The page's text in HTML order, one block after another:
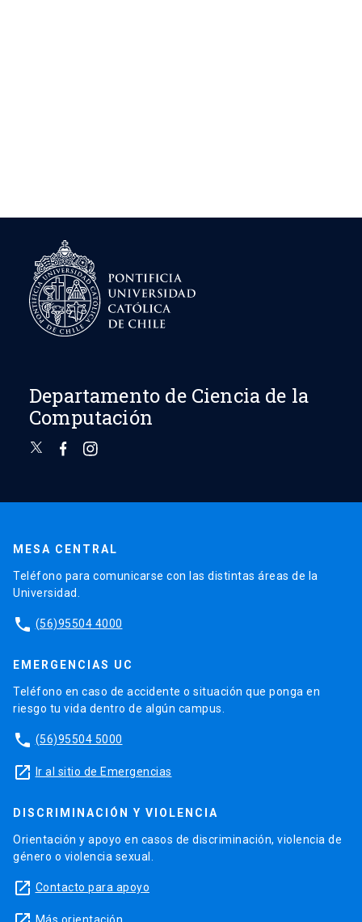
Departamento de Ciencia de la
Computación
MESA CENTRAL
Teléfono para comunicarse con las distintas áreas de la
Universidad.
phone (56)95504 4000
EMERGENCIAS UC
Teléfono en caso de accidente o situación que ponga en
riesgo tu vida dentro de algún campus.
phone (56)95504 5000
launch Ir al sitio de Emergencias
DISCRIMINACIÓN Y VIOLENCIA
Orientación y apoyo en casos de discriminación, violencia de
género o violencia sexual.
launch Contacto para apoyo
Más orientación